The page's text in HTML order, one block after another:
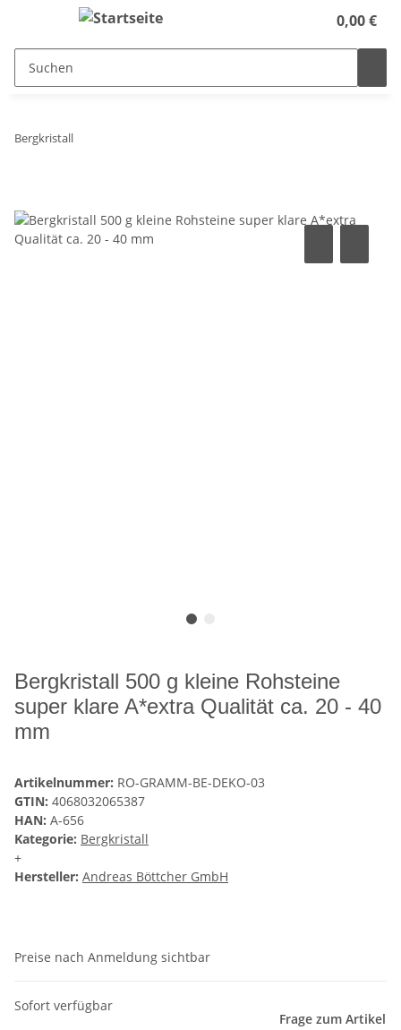
0,00 €
Bergkristall
Bergkristall 500 g kleine Rohsteine
super klare A*extra Qualität ca. 20 - 40
mm
Artikelnummer: RO-GRAMM-BE-DEKO-03
GTIN: 4068032065387
HAN: A-656
Kategorie: Bergkristall
+
Hersteller: Andreas Böttcher GmbH
Preise nach Anmeldung sichtbar
Sofort verfügbar
Frage zum Artikel